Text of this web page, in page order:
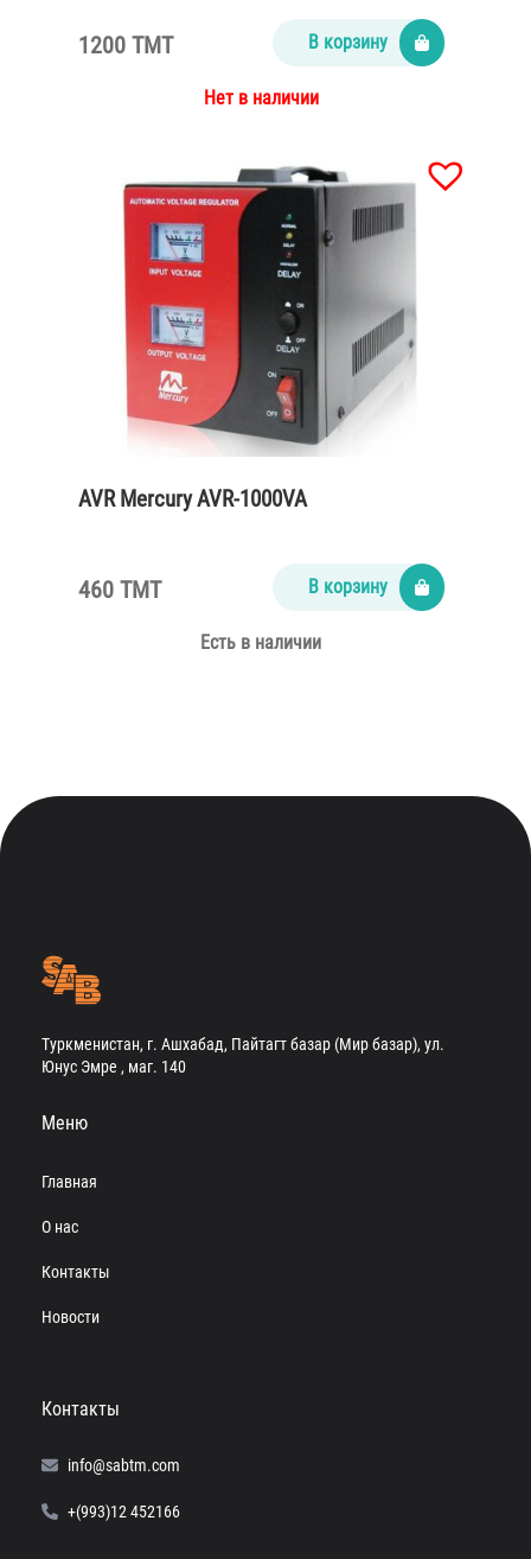
1200 TMT В корзину
Нет в наличии
AVR Mercury AVR-1000VA
460 TMT В корзину
Есть в наличии
Туркменистан, г. Ашхабад, Пайтагт базар (Мир базар), ул.
Юнус Эмре , маг. 140
Меню
Главная
О нас
Контакты
Новости
Контакты
info@sabtm.com
+(993)12 452166